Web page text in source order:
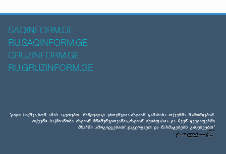
SAQINFORM.GE
RU.SAQINFORM.GE
GRUZINFORM.GE
RU.GRUZINFORM.GE